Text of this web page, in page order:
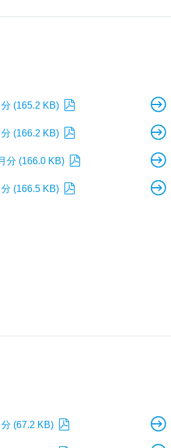
(165.2 KB)
(166.2 KB)
分 (166.0 KB)
(166.5 KB)
(67.2 KB)